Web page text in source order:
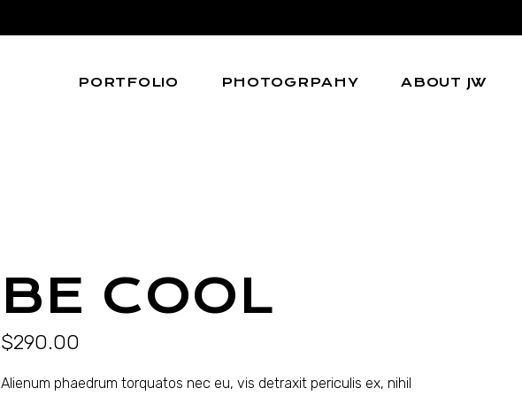
PORTFOLIO PHOTOGRPAHY ABOUT JW
BE COOL
$290.00
Alienum phaedrum torquatos nec eu, vis detraxit periculis ex, nihil